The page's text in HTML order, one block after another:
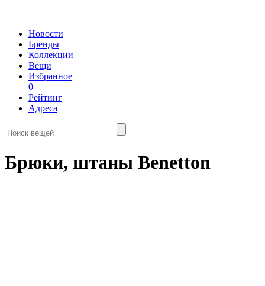
Новости
Бренды
Коллекции
Вещи
Избранное
0
Рейтинг
Адреса
Брюки, штаны Benetton